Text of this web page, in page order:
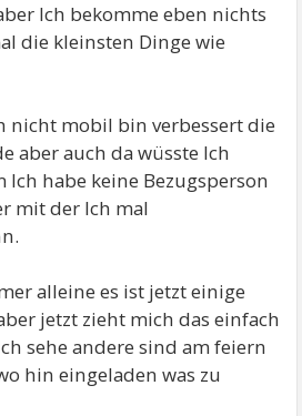
Ich bekomme eben nichts
die kleinsten Dinge wie
nicht mobil bin verbessert die
aber auch da wüsste Ich
habe keine Bezugsperson
mit der Ich mal
alleine es ist jetzt einige
jetzt zieht mich das einfach
sehe andere sind am feiern
hin eingeladen was zu